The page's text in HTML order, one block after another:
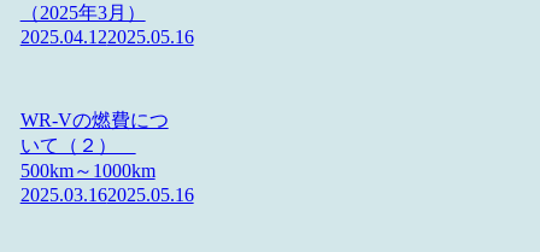
（2025年3月）
2025.04.122025.05.16
WR-Vの燃費につ
いて（２）
500km～1000km
2025.03.162025.05.16